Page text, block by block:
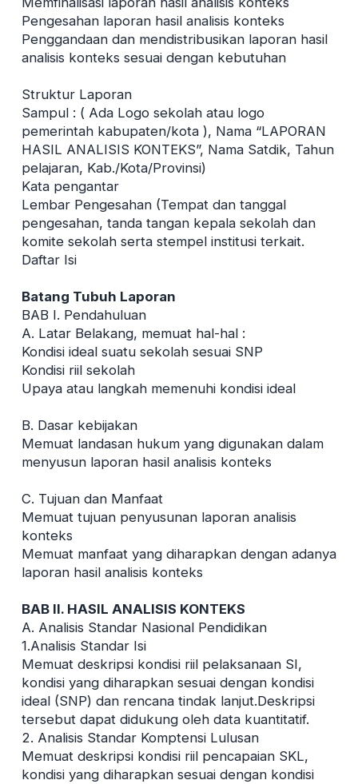
Pengesahan laporan hasil analisis konteks
Penggandaan dan mendistribusikan laporan hasil
analisis konteks sesuai dengan kebutuhan
Struktur Laporan
Sampul : ( Ada Logo sekolah atau logo
pemerintah kabupaten/kota ), Nama “LAPORAN
HASIL ANALISIS KONTEKS”, Nama Satdik, Tahun
pelajaran, Kab./Kota/Provinsi)
Kata pengantar
Lembar Pengesahan (Tempat dan tanggal
pengesahan, tanda tangan kepala sekolah dan
komite sekolah serta stempel institusi terkait.
Daftar Isi
Batang Tubuh Laporan
BAB I. Pendahuluan
A. Latar Belakang, memuat hal-hal :
Kondisi ideal suatu sekolah sesuai SNP
Kondisi riil sekolah
Upaya atau langkah memenuhi kondisi ideal
B. Dasar kebijakan
Memuat landasan hukum yang digunakan dalam
menyusun laporan hasil analisis konteks
C. Tujuan dan Manfaat
Memuat tujuan penyusunan laporan analisis
konteks
Memuat manfaat yang diharapkan dengan adanya
laporan hasil analisis konteks
BAB II. HASIL ANALISIS KONTEKS
A. Analisis Standar Nasional Pendidikan
1.Analisis Standar Isi
Memuat deskripsi kondisi riil pelaksanaan SI,
kondisi yang diharapkan sesuai dengan kondisi
ideal (SNP) dan rencana tindak lanjut.Deskripsi
tersebut dapat didukung oleh data kuantitatif.
2. Analisis Standar Komptensi Lulusan
Memuat deskripsi kondisi riil pencapaian SKL,
kondisi yang diharapkan sesuai dengan kondisi